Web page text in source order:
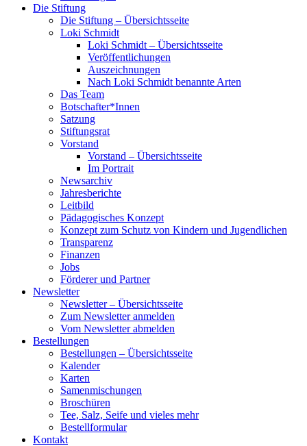
Die Stiftung
Die Stiftung – Übersichtsseite
Loki Schmidt
Loki Schmidt – Übersichtsseite
Veröffentlichungen
Auszeichnungen
Nach Loki Schmidt benannte Arten
Das Team
Botschafter*Innen
Satzung
Stiftungsrat
Vorstand
Vorstand – Übersichtsseite
Im Portrait
Newsarchiv
Jahresberichte
Leitbild
Pädagogisches Konzept
Konzept zum Schutz von Kindern und Jugendlichen
Transparenz
Finanzen
Jobs
Förderer und Partner
Newsletter
Newsletter – Übersichtsseite
Zum Newsletter anmelden
Vom Newsletter abmelden
Bestellungen
Bestellungen – Übersichtsseite
Kalender
Karten
Samenmischungen
Broschüren
Tee, Salz, Seife und vieles mehr
Bestellformular
Kontakt